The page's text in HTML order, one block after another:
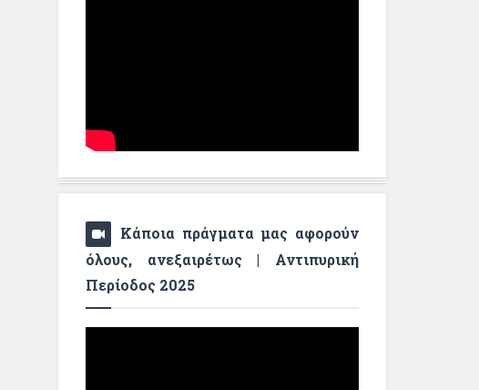
Κάποια πράγματα μας αφορούν
όλους, ανεξαιρέτως | Αντιπυρική
Περίοδος 2025